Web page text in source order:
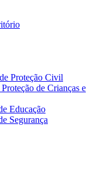
Proteção Civil
de Crianças e
Educação
Segurança